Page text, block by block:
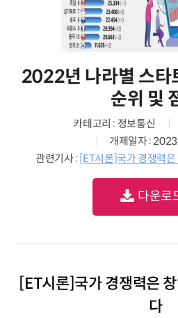
2022년 나라별 스타
순위 및
카테고리 : 정보통신
개제일자 :
관련기사 : [ET시론]국가 경쟁력
다운로
[ET시론]국가 경쟁력은
다